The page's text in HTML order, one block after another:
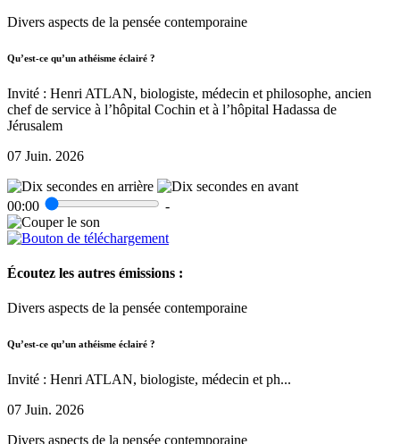
Divers aspects de la pensée contemporaine
Qu’est-ce qu’un athéisme éclairé ?
Invité : Henri ATLAN, biologiste, médecin et philosophe, ancien
chef de service à l’hôpital Cochin et à l’hôpital Hadassa de
Jérusalem
07 Juin. 2026
00:00 -
Écoutez les autres émissions :
Divers aspects de la pensée contemporaine
Qu’est-ce qu’un athéisme éclairé ?
Invité : Henri ATLAN, biologiste, médecin et ph...
07 Juin. 2026
Divers aspects de la pensée contemporaine